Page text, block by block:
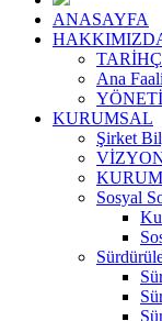
ANASAYFA
Ana
KURUMSAL
Şirket
Sosyal